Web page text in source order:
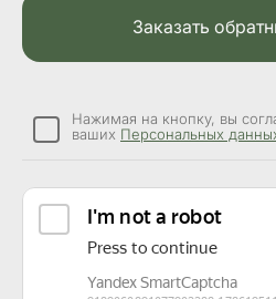
Заказать
Нажимая на кнопку, вы
ваших Персональных